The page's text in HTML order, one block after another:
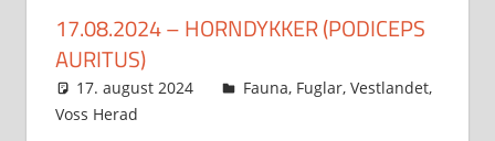
17.08.2024 – HORNDYKKER (PODICEPS
AURITUS)
17. august 2024 Svein
Fauna, Fuglar, Vestlandet,
Voss Herad